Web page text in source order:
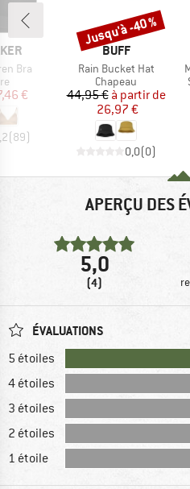
Bra
réduit
€
(89)
MARQUE
BUFF
Article
Rain Bucket Hat
Product group
Chapeau
Prix
44,95 € Prix réduit
à partir de
26,97 €
0,0(0)
Remise
Jusqu'à -40 %
APERÇU DES
5,0
(4)
ÉVALUATIONS
5 étoiles
4 étoiles
3 étoiles
2 étoiles
1 étoile